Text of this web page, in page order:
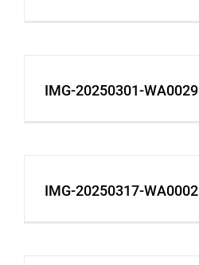
IMG-20250301-WA0029
IMG-20250317-WA0002